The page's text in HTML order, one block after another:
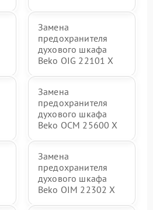
Замена
предохранителя
духового шкафа
Beko OIG 22101 X
Замена
предохранителя
духового шкафа
Beko OCM 25600 X
Замена
предохранителя
духового шкафа
Beko OIM 22302 X